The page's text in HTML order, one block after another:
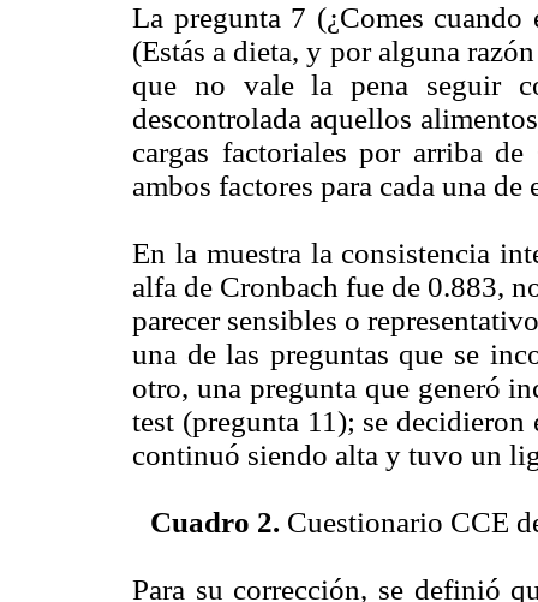
La pregunta 7 (¿Comes cuando
(Estás a dieta, y por alguna
que no vale la pena seguir
descontrolada aquellos
cargas factoriales por arriba
ambos factores para cada una de
En la muestra la consistencia
alfa de Cronbach fue de 0.883,
parecer sensibles o
una de las preguntas que se
otro, una pregunta que generó
test (pregunta 11); se
continuó siendo alta y tuvo un
Cuadro 2. Cuestionario CCE
Para su corrección, se definió